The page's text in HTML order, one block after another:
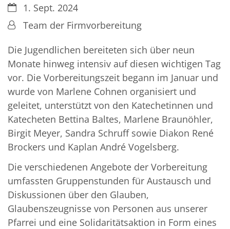
Datum:1. Sept. 2024
Von:Team der Firmvorbereitung
Die Jugendlichen bereiteten sich über neun
Monate hinweg intensiv auf diesen wichtigen Tag
vor. Die Vorbereitungszeit begann im Januar und
wurde von Marlene Cohnen organisiert und
geleitet, unterstützt von den Katechetinnen und
Katecheten Bettina Baltes, Marlene Braunöhler,
Birgit Meyer, Sandra Schruff sowie Diakon René
Brockers und Kaplan André Vogelsberg.
Die verschiedenen Angebote der Vorbereitung
umfassten Gruppenstunden für Austausch und
Diskussionen über den Glauben,
Glaubenszeugnisse von Personen aus unserer
Pfarrei und eine Solidaritätsaktion in Form eines